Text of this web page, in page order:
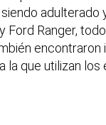
adulterado
Ford Ranger,
encontraron
la que utilizan